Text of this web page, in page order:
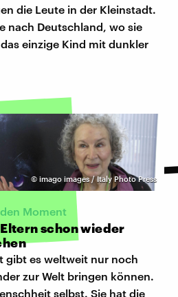
die Leute in der Kleinstadt.
nach Deutschland, wo sie
einzige Kind mit dunkler
© imago images / Italy Photo Press
Moment
schon wieder
gibt es weltweit nur noch
zur Welt bringen können.
selbst. Sie hat die